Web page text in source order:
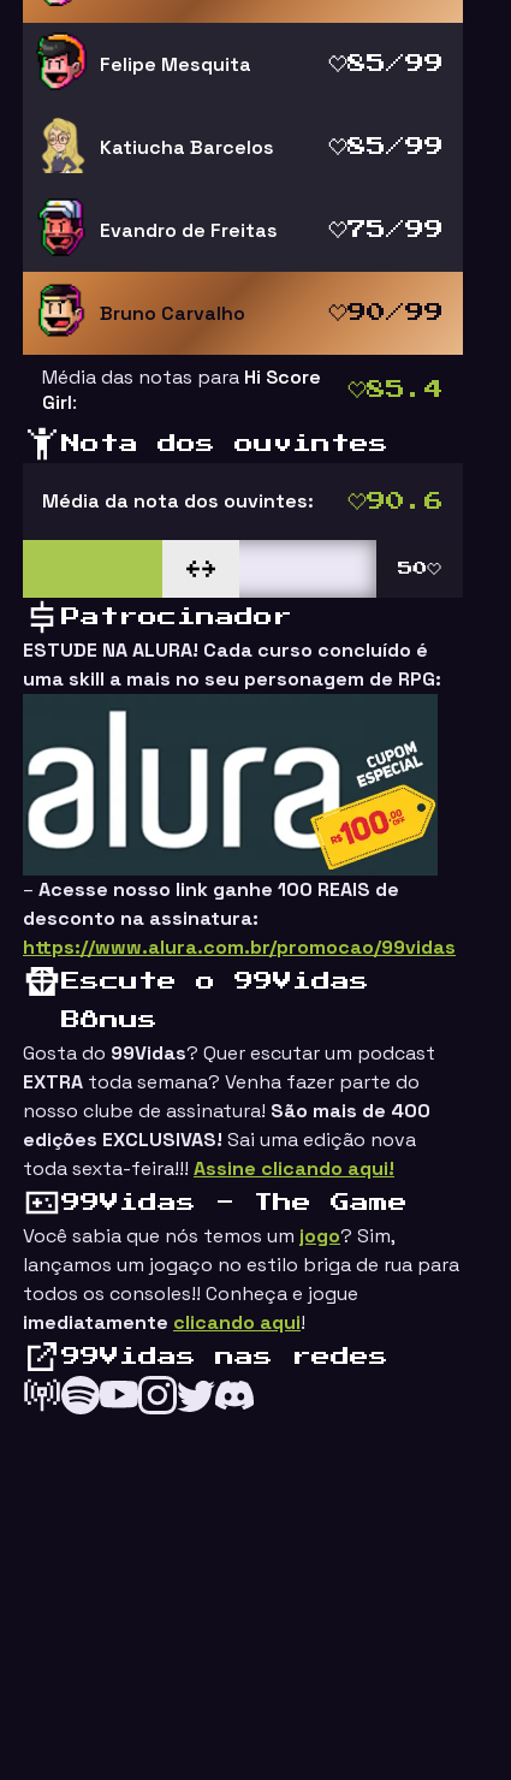
Felipe Mesquita 85/99
Katiucha Barcelos 85/99
Evandro de Freitas 75/99
Bruno Carvalho 90/99
Média das notas para Hi Score
Girl: 85.4
Nota dos ouvintes
Média da nota dos ouvintes: 90.6
50
Patrocinador
ESTUDE NA ALURA! Cada curso concluído é
uma skill a mais no seu personagem de RPG:
– Acesse nosso link ganhe 100 REAIS de
desconto na assinatura:
https://www.alura.com.br/promocao/99vidas
Escute o 99Vidas
Bônus
Gosta do 99Vidas? Quer escutar um podcast
EXTRA toda semana? Venha fazer parte do
nosso clube de assinatura! São mais de 400
edições EXCLUSIVAS! Sai uma edição nova
toda sexta-feira!!! Assine clicando aqui!
99Vidas - The Game
Você sabia que nós temos um jogo? Sim,
lançamos um jogaço no estilo briga de rua para
todos os consoles!! Conheça e jogue
imediatamente clicando aqui!
99Vidas nas redes